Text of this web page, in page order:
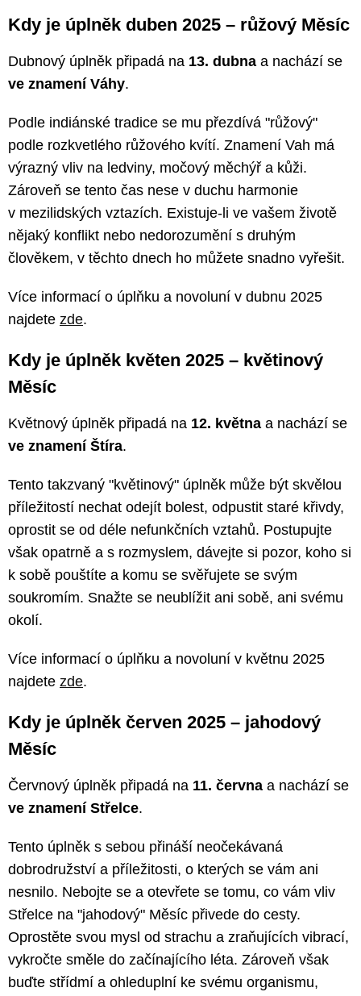
Kdy je úplněk duben 2025 – růžový Měsíc
Dubnový úplněk připadá na 13. dubna a nachází se
ve znamení Váhy.
Podle indiánské tradice se mu přezdívá "růžový"
podle rozkvetlého růžového kvítí. Znamení Vah má
výrazný vliv na ledviny, močový měchýř a kůži.
Zároveň se tento čas nese v duchu harmonie
v mezilidských vztazích. Existuje-li ve vašem životě
nějaký konflikt nebo nedorozumění s druhým
člověkem, v těchto dnech ho můžete snadno vyřešit.
Více informací o úplňku a novoluní v dubnu 2025
najdete zde.
Kdy je úplněk květen 2025 – květinový
Měsíc
Květnový úplněk připadá na 12. května a nachází se
ve znamení Štíra.
Tento takzvaný "květinový" úplněk může být skvělou
příležitostí nechat odejít bolest, odpustit staré křivdy,
oprostit se od déle nefunkčních vztahů. Postupujte
však opatrně a s rozmyslem, dávejte si pozor, koho si
k sobě pouštíte a komu se svěřujete se svým
soukromím. Snažte se neublížit ani sobě, ani svému
okolí.
Více informací o úplňku a novoluní v květnu 2025
najdete zde.
Kdy je úplněk červen 2025 – jahodový
Měsíc
Červnový úplněk připadá na 11. června a nachází se
ve znamení Střelce.
Tento úplněk s sebou přináší neočekávaná
dobrodružství a příležitosti, o kterých se vám ani
nesnilo. Nebojte se a otevřete se tomu, co vám vliv
Střelce na "jahodový" Měsíc přivede do cesty.
Oprostěte svou mysl od strachu a zraňujících vibrací,
vykročte směle do začínajícího léta. Zároveň však
buďte střídmí a ohleduplní ke svému organismu,